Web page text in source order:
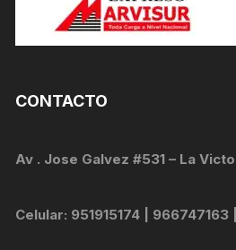
CONTACTO
Av . Jose Galvez #531 – La
Celular: 951915174 |